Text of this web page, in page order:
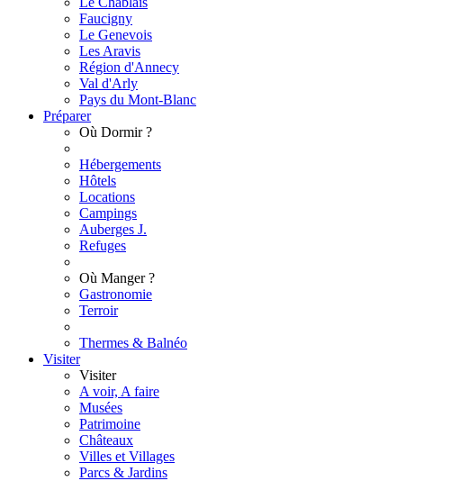
Faucigny
Le Genevois
Les Aravis
Région d'Annecy
Val d'Arly
Pays du Mont-Blanc
Préparer
Où Dormir ?
Hébergements
Hôtels
Locations
Campings
Auberges J.
Refuges
Où Manger ?
Gastronomie
Terroir
Thermes & Balnéo
Visiter
Visiter
A voir, A faire
Musées
Patrimoine
Châteaux
Villes et Villages
Parcs & Jardins